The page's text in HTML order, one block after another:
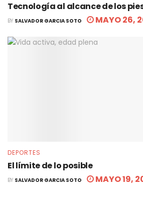
Tecnología al alcance de los
BY SALVADOR GARCIA SOTO MAYO 26,
DEPORTES
El límite de lo posible
BY SALVADOR GARCIA SOTO MAYO 19,